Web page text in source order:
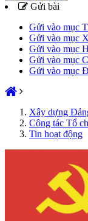
Gửi bài
Gửi vào mục
Gửi vào mục
Gửi vào mục
Gửi vào mục
Gửi vào mục
Xây dựng
Công tác Tổ
Tin hoạt động